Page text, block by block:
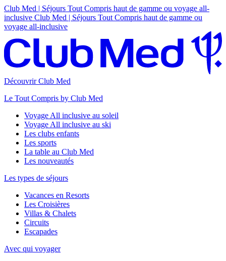
Club Med | Séjours Tout Compris haut de gamme ou voyage all-
inclusive Club Med | Séjours Tout Compris haut de gamme ou
voyage all-inclusive
Découvrir Club Med
Le Tout Compris by Club Med
Voyage All inclusive au soleil
Voyage All inclusive au ski
Les clubs enfants
Les sports
La table au Club Med
Les nouveautés
Les types de séjours
Vacances en Resorts
Les Croisières
Villas & Chalets
Circuits
Escapades
Avec qui voyager